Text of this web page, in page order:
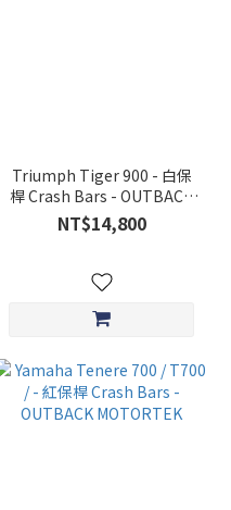
Triumph Tiger 900 - 白保
桿 Crash Bars - OUTBACK
MOTORTEK
NT$14,800